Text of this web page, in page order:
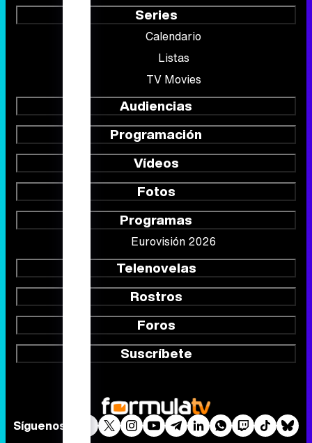
Series
Calendario
Listas
TV Movies
Audiencias
Programación
Vídeos
Fotos
Programas
Eurovisión 2026
Telenovelas
Rostros
Foros
Suscríbete
Síguenos